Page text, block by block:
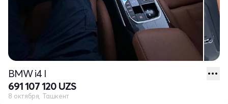
BMW i4 I
691 107 120 UZS
8 октября, Ташкент